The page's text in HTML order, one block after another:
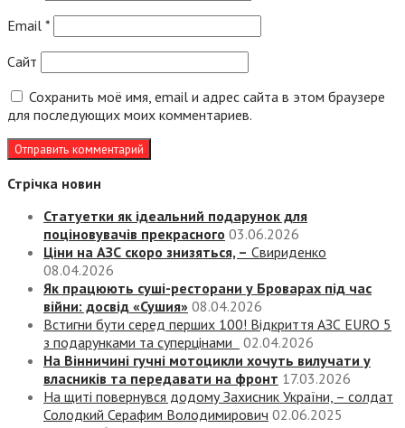
Email *
Сайт
Сохранить моё имя, email и адрес сайта в этом браузере
для последующих моих комментариев.
Стрічка новин
Статуетки як ідеальний подарунок для
поціновувачів прекрасного 03.06.2026
Ціни на АЗС скоро знизяться, – Свириденко
08.04.2026
Як працюють суші-ресторани у Броварах під час
війни: досвід «Сушия» 08.04.2026
Встигни бути серед перших 100! Відкриття АЗС EURO 5
з подарунками та суперцінами
02.04.2026
На Вінничині гучні мотоцикли хочуть вилучати у
власників та передавати на фронт 17.03.2026
На щиті повернувся додому Захисник України, – солдат
Солодкий Серафим Володимирович 02.06.2025